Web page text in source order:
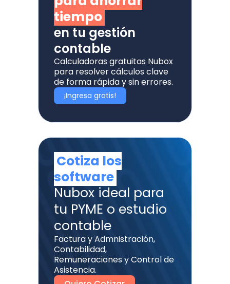
tiempo
en tu gestión
contable
Calculadoras gratuitas Nubox
para resolver cálculos clave
de forma rápida y sin errores.
¡Ingresa gratis!
Cotiza los
software
Nubox ideal para
tu PYME o estudio
contable
Factura y Admnistración,
Contabilidad,
Remuneraciones y Control de
Asistencia.